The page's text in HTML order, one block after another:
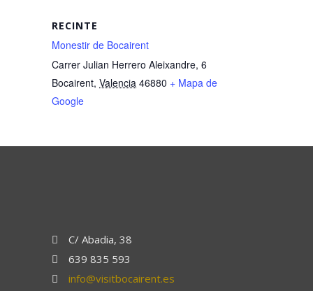
RECINTE
Monestir de Bocairent
Carrer Julian Herrero Aleixandre, 6
Bocairent, Valencia 46880 + Mapa de
Google
C/ Abadia, 38
639 835 593
info@visitbocairent.es